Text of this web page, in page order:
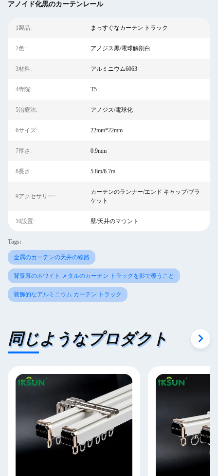
アノイド化黒のカーテンレール
1製品: まっすぐなカーテン トラック
2色: アノジス黒/電球解剖白
3材料: アルミニウム6063
4寺院: T5
5治療法: アノジス/電球化
6サイズ: 22mm*22mm
7厚さ: 0.9mm
8長さ: 5.8m/6.7m
9アクセサリー:
カーテンのランナー/エンド キャップ/ブラ
ケット
10設置: 壁/天井のマウント
Tags:
金属のカーテンの天井の線路
背景幕のホワイト メタルのカーテン トラックを影で覆うこと
装飾的なアルミニウム カーテン トラック
同じようなプロダクト